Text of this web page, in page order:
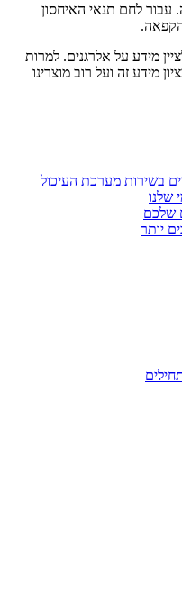
עבור לחם תנאי האיחסון
מידע על אלרגנים. למרות
מידע זה ועל רוב מוצרינו
בשירות מערכת העיכול
שלנו
שלכם
יותר